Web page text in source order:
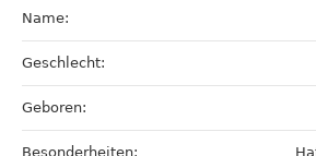
Name:
Geschlecht:
Geboren:
Besonderheiten: